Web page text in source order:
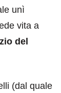
unì
vita a
del
(dal quale